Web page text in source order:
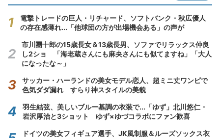
電撃トレードの巨人・リチャード、ソフトバンク・秋広優人
の存在感薄れ...「他球団の方が出場機会ある」の声が
市川團十郎の15歳長女＆13歳長男、ソファでリラックス仲良
し2ショ 「海老蔵さんにも麻央さんにも似てますね」「大人
になったな～」
サッカー・ハーランドの美女モデル恋人、超ミニ丈ワンピで
色気ダダ漏れ すらり神スタイルの美貌
羽生結弦、美しいブルー基調の衣装で...「ゆず」北川悠仁・
岩沢厚治と3ショット ゆず×ゆづコラボにファン歓喜
ドイツの美女フィギュア選手、JK風制服＆ルーズソックス衣